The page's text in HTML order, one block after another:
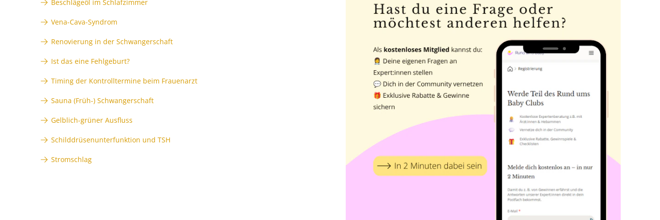
Beschlägeöl im Schlafzimmer
Vena-Cava-Syndrom
Renovierung in der Schwangerschaft
Ist das eine Fehlgeburt?
Timing der Kontrolltermine beim Frauenarzt
Sauna (Früh-) Schwangerschaft
Gelblich-grüner Ausfluss
Schilddrüsenunterfunktion und TSH
Stromschlag